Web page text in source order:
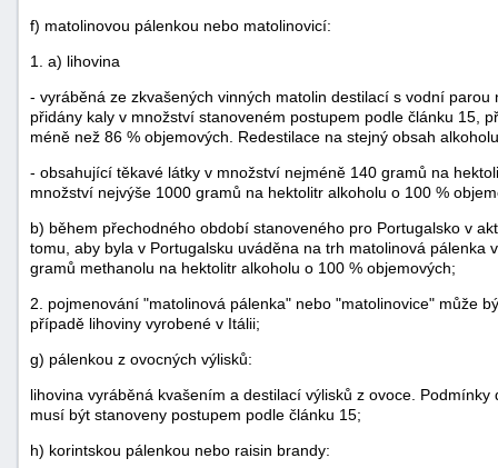
f) matolinovou pálenkou nebo matolinovicí:
1. a) lihovina
- vyráběná ze zkvašených vinných matolin destilací s vodní
přidány kaly v množství stanoveném postupem podle článku 15,
méně než 86 % objemových. Redestilace na stejný obsah
- obsahující těkavé látky v množství nejméně 140 gramů na
množství nejvýše 1000 gramů na hektolitr alkoholu o 100 %
b) během přechodného období stanoveného pro Portugalsko v
tomu, aby byla v Portugalsku uváděna na trh matolinová pálenka
gramů methanolu na hektolitr alkoholu o 100 % objemových;
2. pojmenování "matolinová pálenka" nebo "matolinovice" může
případě lihoviny vyrobené v Itálii;
g) pálenkou z ovocných výlisků:
lihovina vyráběná kvašením a destilací výlisků z ovoce.
musí být stanoveny postupem podle článku 15;
h) korintskou pálenkou nebo raisin brandy: